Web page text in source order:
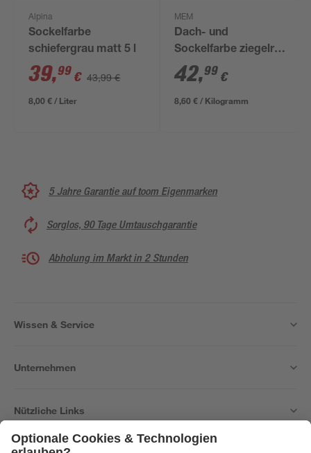
Alpina
Sockelfarbe
schiefergrau matt 5 l
39,99 € 43,99 €
8,00 € / Liter
MEM
Dach- und
Sockelfarbe ziegelrot
5 kg
42,99 €
8,60 € / Kilogramm
5 Jahre Garantie auf toom Eigenmarken
Sorglos, 90 Tage Umtauschgarantie
Abholung im Markt in 2 Stunden
Wissen & Service
Unternehmen
Nützliche Links